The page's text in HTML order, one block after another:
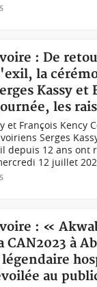
: De
la
Kassy et
les
et François Kency
Serges
depuis 12 ans ont
12 juillet
: «
CAN2023 à
légendaire
au